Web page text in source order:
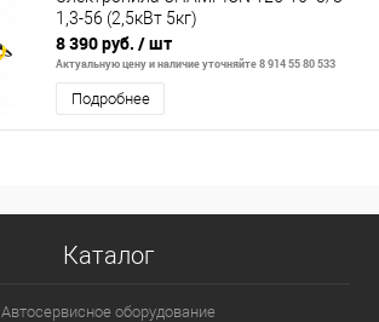
1,3-56 (2,5кВт 5кг)
8 390 руб. / шт
Актуальную цену и наличие уточняйте 8 914 55 80 533
Подробнее
Каталог
Автосервисное оборудование